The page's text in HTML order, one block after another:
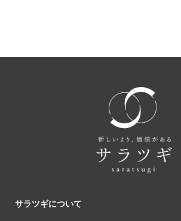
サラツギについて